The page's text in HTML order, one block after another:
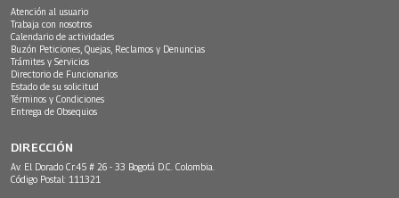
Atención al usuario
Trabaja con nosotros
Calendario de actividades
Buzón Peticiones, Quejas, Reclamos y Denuncias
Trámites y Servicios
Directorio de Funcionarios
Estado de su solicitud
Términos y Condiciones
Entrega de Obsequios
DIRECCIÓN
Av. El Dorado Cr.45 # 26 - 33 Bogotá D.C. Colombia.
Código Postal: 111321